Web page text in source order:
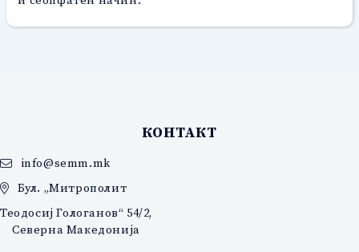
КОНТАКТ
info@semm.mk
Бул. „Митрополит
Теодосиј Гологанов“ 54/2,
Северна Македонија